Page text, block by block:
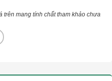
trên mang tính chất tham khảo chưa